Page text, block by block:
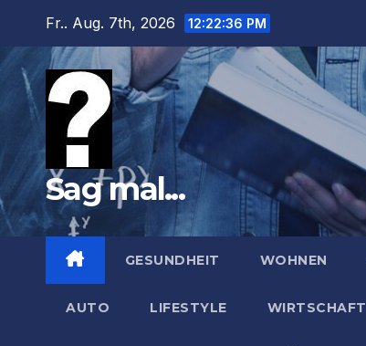
springen
Fr.. Aug. 7th, 2026 12:22:37 PM
Sag mal...
GESUNDHEIT WOHNEN
AUTO LIFESTYLE WIRTSCHAFT